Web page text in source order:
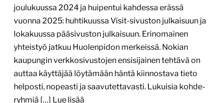
joulukuussa 2024 ja huipentui kahdessa erässä
vuonna 2025: huhtikuussa Visit-sivuston julkaisuun ja
lokakuussa pääsivuston julkaisuun. Erinomainen
yhteistyö jatkuu Huolenpidon merkeissä. Nokian
kaupungin verkko­sivustojen ensi­sijainen tehtävä on
auttaa käyttäjää löytämään häntä kiinnostava tieto
helposti, nopeasti ja saavutettavasti. Lukuisia kohde­
ryhmiä […] Lue lisää